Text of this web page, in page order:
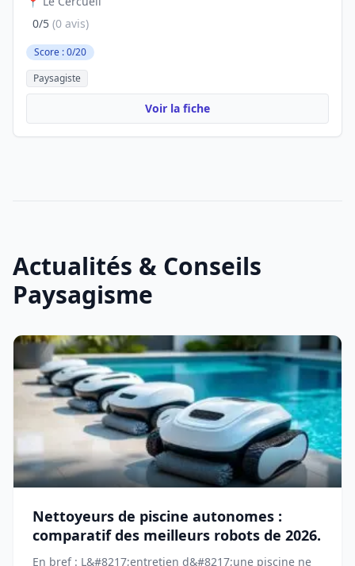
0/5 (0 avis)
Score : 0/20
Paysagiste
Voir la fiche
Actualités & Conseils
Paysagisme
Nettoyeurs de piscine autonomes :
comparatif des meilleurs robots de 2026.
En bref : L&#8217;entretien d&#8217;une piscine ne